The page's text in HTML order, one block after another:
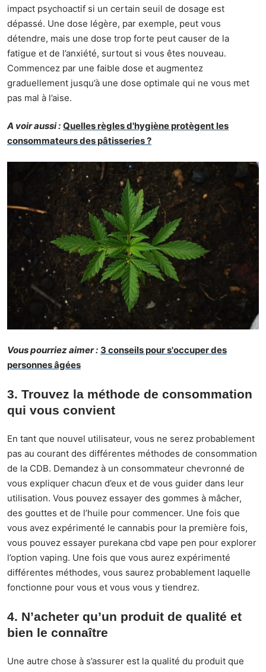
impact psychoactif si un certain seuil de dosage est
dépassé. Une dose légère, par exemple, peut vous
détendre, mais une dose trop forte peut causer de la
fatigue et de l’anxiété, surtout si vous êtes nouveau.
Commencez par une faible dose et augmentez
graduellement jusqu’à une dose optimale qui ne vous met
pas mal à l’aise.
A voir aussi : Quelles règles d'hygiène protègent les
consommateurs des pâtisseries ?
Vous pourriez aimer : 3 conseils pour s'occuper des
personnes âgées
3. Trouvez la méthode de consommation
qui vous convient
En tant que nouvel utilisateur, vous ne serez probablement
pas au courant des différentes méthodes de consommation
de la CDB. Demandez à un consommateur chevronné de
vous expliquer chacun d’eux et de vous guider dans leur
utilisation. Vous pouvez essayer des gommes à mâcher,
des gouttes et de l’huile pour commencer. Une fois que
vous avez expérimenté le cannabis pour la première fois,
vous pouvez essayer purekana cbd vape pen pour explorer
l’option vaping. Une fois que vous aurez expérimenté
différentes méthodes, vous saurez probablement laquelle
fonctionne pour vous et vous vous y tiendrez.
4. N’acheter qu’un produit de qualité et
bien le connaître
Une autre chose à s’assurer est la qualité du produit que